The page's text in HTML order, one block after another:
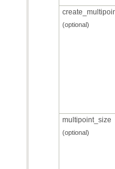
(optional)
multipoint_size
(optional)